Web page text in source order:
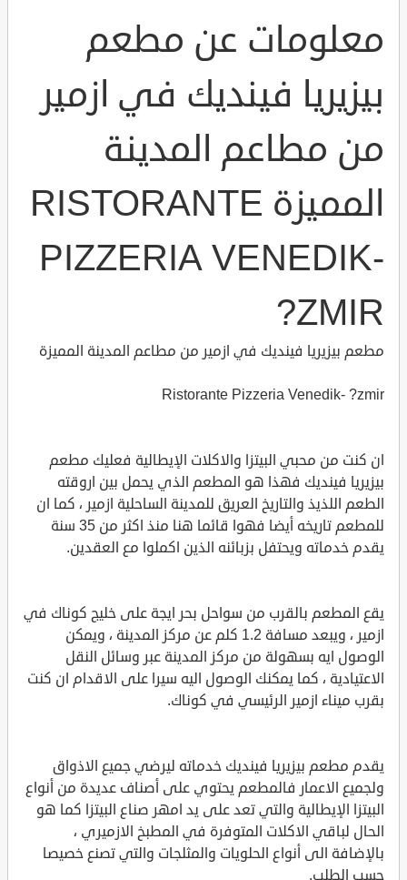
معلومات عن مطعم
بيزيريا فينديك في ازمير
من مطاعم المدينة
المميزة RISTORANTE
PIZZERIA VENEDIK-
?ZMIR
مطعم بيزيريا فينديك في ازمير من مطاعم المدينة المميزة
Ristorante Pizzeria Venedik- ?zmir
ان كنت من محبي البيتزا والاكلات الإيطالية فعليك مطعم
بيزيريا فينديك فهذا هو المطعم الذي يحمل بين اروقته
الطعم اللذيذ والتاريخ العريق للمدينة الساحلية ازمير ، كما ان
للمطعم تاريخه أيضا فهوا قائما هنا منذ اكثر من 35 سنة
يقدم خدماته ويحتفل بزبائنه الذين اكملوا مع العقدين.
يقع المطعم بالقرب من سواحل بحر ايجة على خليج كوناك في
ازمير ، ويبعد مسافة 1.2 كلم عن مركز المدينة ، ويمكن
الوصول ايه بسهولة من مركز المدينة عبر وسائل النقل
الاعتيادية ، كما يمكنك الوصول اليه سيرا على الاقدام ان كنت
بقرب ميناء ازمير الرئيسي في كوناك.
يقدم مطعم بيزيريا فينديك خدماته ليرضي جميع الاذواق
ولجميع الاعمار فالمطعم يحتوي على أصناف عديدة من أنواع
البيتزا الإيطالية والتي تعد على يد امهر صناع البيتزا كما هو
الحال لباقي الاكلات المتوفرة في المطبخ الازميري ،
بالإضافة الى أنواع الحلويات والمثلجات والتي تصنع خصيصا
حسب الطلب.